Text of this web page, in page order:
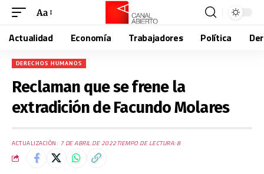
Aa
Actualidad Economía Trabajadores Política
DERECHOS HUMANOS
Reclaman que se frene la
extradición de Facundo Molares
ACTUALIZACIÓN: 7 DE ABRIL DE 2022TIEMPO DE LECTURA: 8